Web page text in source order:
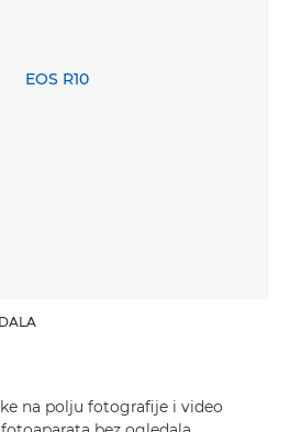
na polju fotografije i video